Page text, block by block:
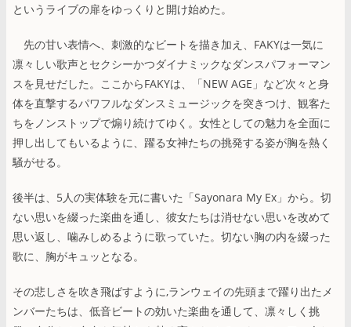
というライブの扉をゆっくりと開け始めた。
先の甘い表情へ、刺激的なビートを描き加え、FAKYは一気に
凛々しい歌声とセクシーかつダイナミックなダンスパフォーマン
スを見せだした。ここからFAKYは、「NEW AGE」など次々と身
体を直撃するパワフルなダンスミュージックを突きつけ、観客た
ちをノンストップで煽り続けてゆく。女性としての魅力を全面に
押し出してもいるように、躍る女神たちの挑発する姿が胸を熱く
騒がせる。
後半は、5人の実体験を元に書いた「Sayonara My Ex」から。切
ない思いを綴った楽曲を通し、彼女たちは消せない思いを改めて
思い返し、噛みしめるように歌っていた。切ない胸の内を綴った
歌に、胸がキュッとなる。
その悲しさを吹き飛ばすように,ランウェイの先頭まで躍り出たメ
ンバーたちは、低音ビートの効いた楽曲を通して、凛々しく挑